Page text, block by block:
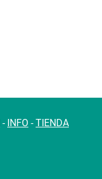
- INFO -TIENDA